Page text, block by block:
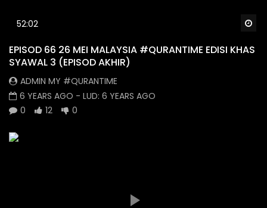
52:02
EPISOD 66 26 MEI MALAYSIA #QURANTIME EDISI KHAS
SYAWAL 3 (EPISOD AKHIR)
ADMIN MY #QURANTIME
6 YEARS AGO - LUD: 6 YEARS AGO
0
12 0